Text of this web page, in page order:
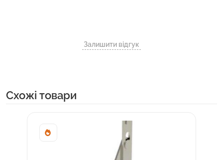
Залишити відгук
Cхожі товари
Sale!